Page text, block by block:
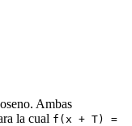
Ambas
la cual f(x + T) =